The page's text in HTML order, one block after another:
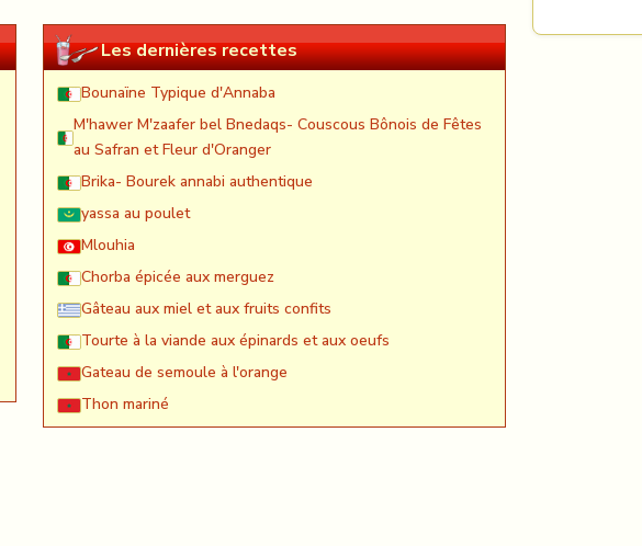
Les dernières recettes
Bounaïne Typique d'Annaba
M'hawer M'zaafer bel Bnedaqs- Couscous Bônois de Fêtes
au Safran et Fleur d'Oranger
Brika- Bourek annabi authentique
yassa au poulet
Mlouhia
Chorba épicée aux merguez
Gâteau aux miel et aux fruits confits
Tourte à la viande aux épinards et aux oeufs
Gateau de semoule à l'orange
Thon mariné